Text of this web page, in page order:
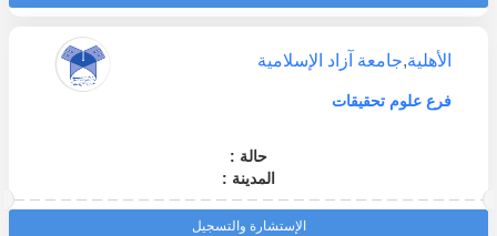
الأهلية,جامعة آزاد الإسلامية
فرع علوم تحقيقات
حالة :
المدينة :
الإستشارة والتسجيل